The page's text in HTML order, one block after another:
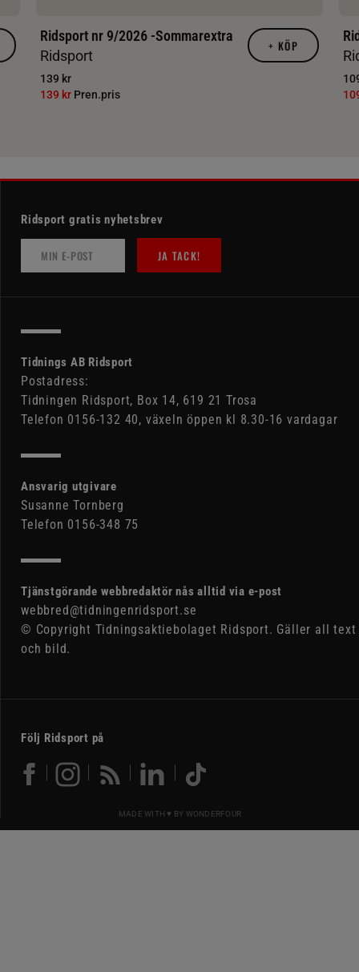
Ridsport nr 9/2026 -Sommarextra
Ridsport
139 kr
139 kr Pren.pris
+ KÖP
Ridsport gratis nyhetsbrev
JA TACK!
Tidnings AB Ridsport
Postadress:
Tidningen Ridsport, Box 14, 619 21 Trosa
Telefon 0156-132 40, växeln öppen kl 8.30-16 vardagar
Ansvarig utgivare
Susanne Tornberg
Telefon 0156-348 75
Tjänstgörande webbredaktör nås alltid via e-post
webbred@tidningenridsport.se
© Copyright Tidningsaktiebolaget Ridsport. Gäller all text
och bild.
Följ Ridsport på
MADE WITH ♥ BY WONDERFOUR